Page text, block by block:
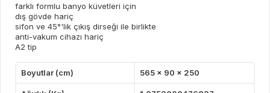
farklı formlu banyo küvetleri için
dış gövde hariç
sifon ve 45°'lik çıkış dirseği ile birlikte
anti-vakum cihazı hariç
A2 tip
Boyutlar (cm) 565 x 90 x 250